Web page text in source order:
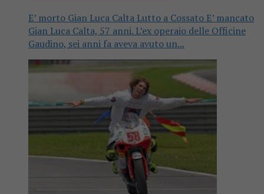
E’ morto Gian Luca Calta Lutto a Cossato E’ mancato
Gian Luca Calta, 57 anni. L’ex operaio delle Officine
Gaudino, sei anni fa aveva avuto un...